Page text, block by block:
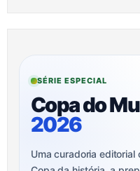
SÉRIE ESPECIAL
Copa do
2026
Uma curadoria editorial